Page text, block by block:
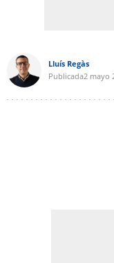
Lluís Regàs
Publicada2 mayo